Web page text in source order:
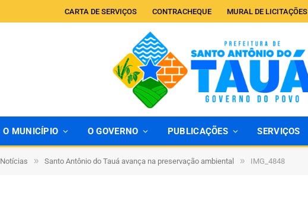
CARTA DE SERVIÇOS CONTRACHEQUE MURAL DE LICITAÇÕES
O MUNICÍPIO O GOVERNO PUBLICAÇÕES SERVIÇOS
Notícias » Santo Antônio do Tauá avança na preservação ambiental » IMG_4848